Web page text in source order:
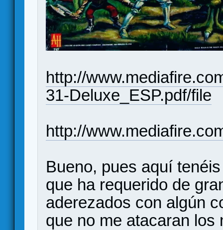
http://
31-Deluxe_ESP.pdf/file
http://
Bueno, pues aquí
que ha requerido de
aderezados con algún
que no me atacaran los